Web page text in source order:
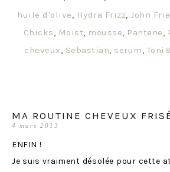
huile d'olive, Hydra Frizz,John
Chicks, Moist, mousse, Pantene,
cheveux, Sebastian, serum,
MA ROUTINE CHEVEUX
4 mars 2013
ENFIN !
Je suis vraiment désolée pour cette